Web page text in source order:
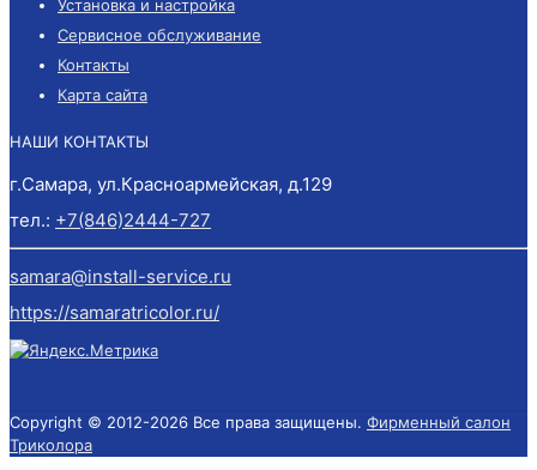
Установка и настройка
Сервисное обслуживание
Контакты
Карта сайта
НАШИ КОНТАКТЫ
г.Самара, ул.Красноармейская, д.129
тел.: +7(846)2444-727
samara@install-service.ru
https://samaratricolor.ru/
Copyright © 2012-2026 Все права защищены. Фирменный салон
Триколора